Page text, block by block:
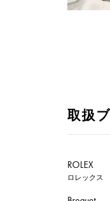
取扱
ROLEX
ロレックス